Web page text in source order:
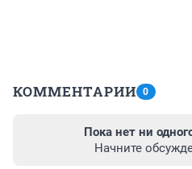
КОММЕНТАРИИ 0
Пока нет ни
Начните